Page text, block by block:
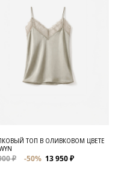
ТОП В ОЛИВКОВОМ ЦВЕТЕ
₽ -50% 13 950 ₽